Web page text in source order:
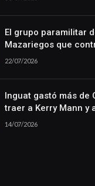
El grupo paramilitar
Mazariegos que
22/07/2026
Inguat gastó más de
traer a Kerry Mann y
14/07/2026